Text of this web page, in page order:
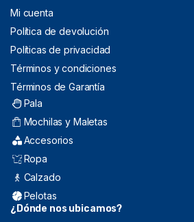
Mi cuenta
Política de devolución
Políticas de privacidad
Términos y condiciones
Términos de Garantía
Pala
Mochilas y Maletas
Accesorios
Ropa
Calzado
Pelotas
¿Dónde nos ubicamos?